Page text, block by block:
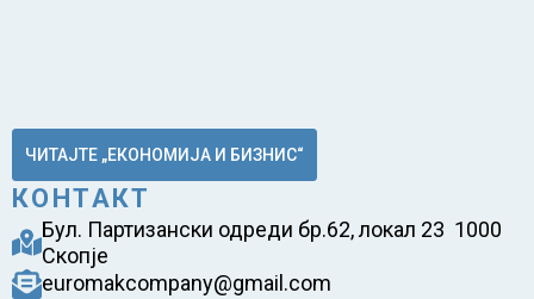
ЧИТАЈТЕ „ЕКОНОМИЈА И БИЗНИС“
КОНТАКТ
Бул. Партизански одреди бр.62, локал 23 1000
Скопје
euromakcompany@gmail.com